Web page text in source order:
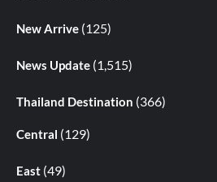
New Arrive (125)
News Update (1,515)
Thailand Destination (366)
Central (129)
East (49)